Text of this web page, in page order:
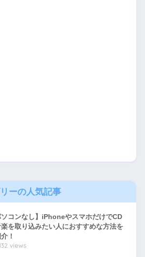
ーの人気記事
ソコンなし】iPhoneやスマホだけでCD
を取り込みたい人におすすめな方法を
！
views